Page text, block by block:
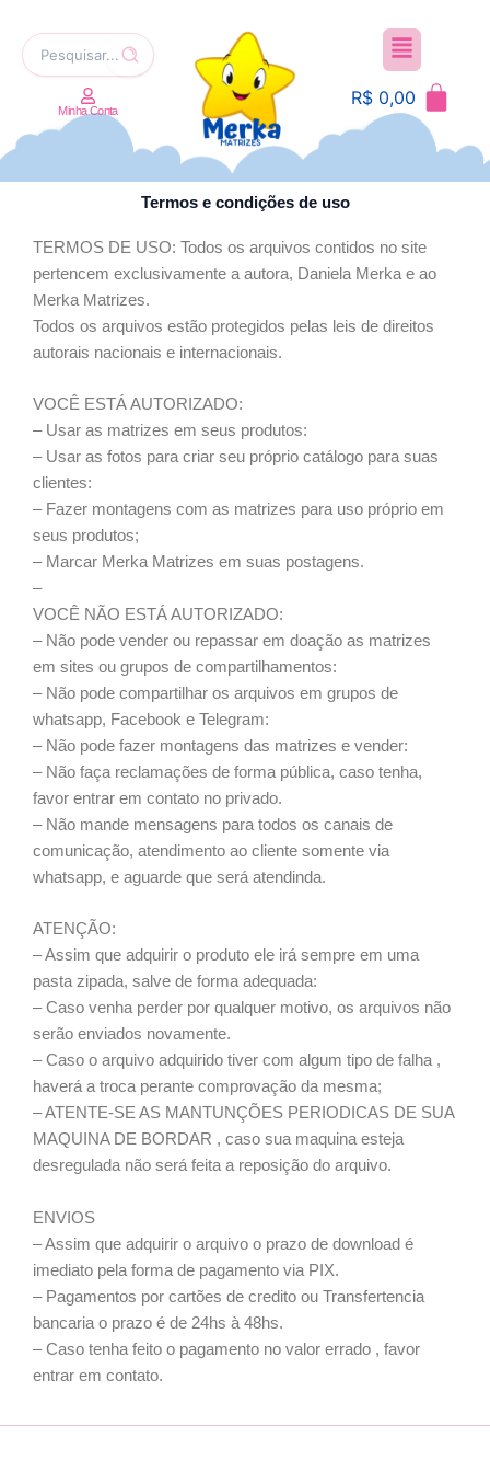
paraPesquisar
por:
Minha Conta
Menu
R$ 0,00
Termos e condições de uso
TERMOS DE USO: Todos os arquivos contidos no site
pertencem exclusivamente a autora, Daniela Merka e ao
Merka Matrizes.
Todos os arquivos estão protegidos pelas leis de direitos
autorais nacionais e internacionais.
VOCÊ ESTÁ AUTORIZADO:
– Usar as matrizes em seus produtos:
– Usar as fotos para criar seu próprio catálogo para suas
clientes:
– Fazer montagens com as matrizes para uso próprio em
seus produtos;
– Marcar Merka Matrizes em suas postagens.
–
VOCÊ NÃO ESTÁ AUTORIZADO:
– Não pode vender ou repassar em doação as matrizes
em sites ou grupos de compartilhamentos:
– Não pode compartilhar os arquivos em grupos de
whatsapp, Facebook e Telegram:
– Não pode fazer montagens das matrizes e vender:
– Não faça reclamações de forma pública, caso tenha,
favor entrar em contato no privado.
– Não mande mensagens para todos os canais de
comunicação, atendimento ao cliente somente via
whatsapp, e aguarde que será atendinda.
ATENÇÃO:
– Assim que adquirir o produto ele irá sempre em uma
pasta zipada, salve de forma adequada:
– Caso venha perder por qualquer motivo, os arquivos não
serão enviados novamente.
– Caso o arquivo adquirido tiver com algum tipo de falha ,
haverá a troca perante comprovação da mesma;
– ATENTE-SE AS MANTUNÇÕES PERIODICAS DE SUA
MAQUINA DE BORDAR , caso sua maquina esteja
desregulada não será feita a reposição do arquivo.
ENVIOS
– Assim que adquirir o arquivo o prazo de download é
imediato pela forma de pagamento via PIX.
– Pagamentos por cartões de credito ou Transfertencia
bancaria o prazo é de 24hs à 48hs.
– Caso tenha feito o pagamento no valor errado , favor
entrar em contato.